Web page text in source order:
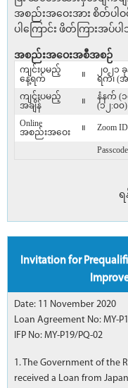
အစည်းအဝေးအား စိတ်ပ
ပါ‌ကြောင်း ဖိတ်ကြားအပ်ပ
အစည်းအဝေးအစီအစဉ်
ကျင်းပမည့်
နေ့ရက်
။
၂၀၂၁
ရက်၊ (အ
ကျင်းပမည့်
အချိန်
။
နံနက် (
(၁၂:၀
Online
အစည်းအဝေး
။ Zoom
ရ
Invitation for
Date: 11 November 2020
Loan Agreement No: MY-
IFP No: MY-P19/PQ-02
1. The Government of the
received a Loan from